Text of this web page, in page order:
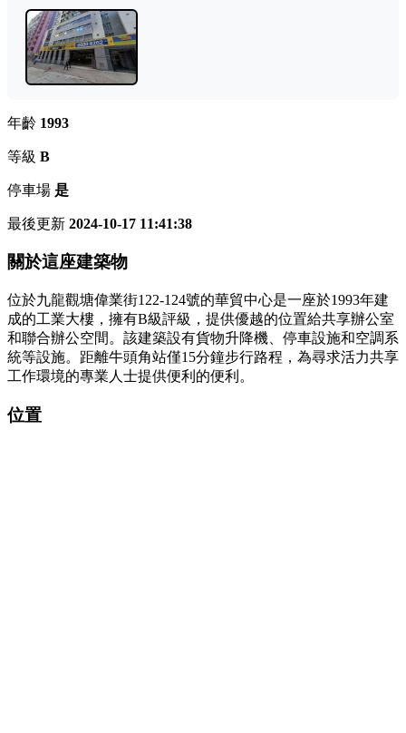
年齡 1993
等級 B
停車場 是
最後更新 2024-10-17 11:41:38
關於這座建築物
位於九龍觀塘偉業街122-124號的華貿中心是一座於1993年建
成的工業大樓，擁有B級評級，提供優越的位置給共享辦公室
和聯合辦公空間。該建築設有貨物升降機、停車設施和空調系
統等設施。距離牛頭角站僅15分鐘步行路程，為尋求活力共享
工作環境的專業人士提供便利的便利。
位置